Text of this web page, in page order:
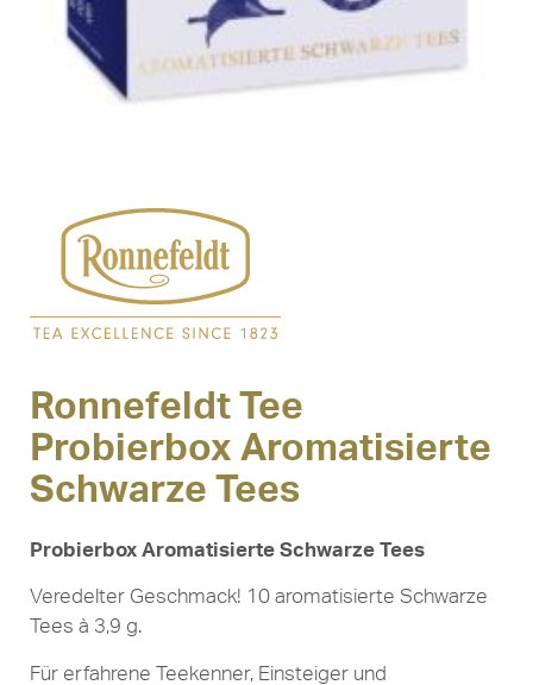
Ronnefeldt Tee
Probierbox Aromatisierte
Schwarze Tees
Probierbox Aromatisierte Schwarze Tees
Veredelter Geschmack! 10 aromatisierte Schwarze
Tees à 3,9 g.
Für erfahrene Teekenner, Einsteiger und